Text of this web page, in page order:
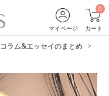
マイページ
0
カート
コラム&エッセイのまとめ